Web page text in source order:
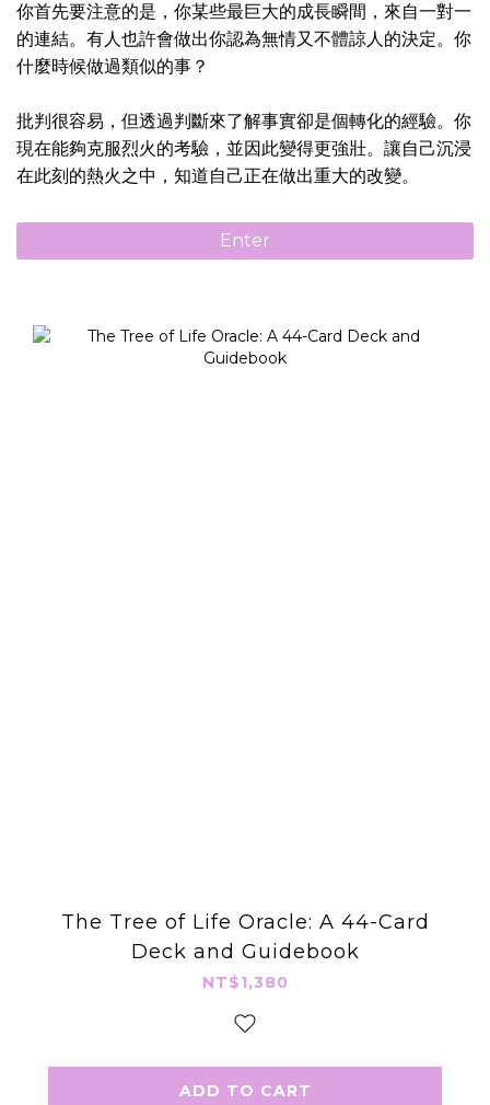
你首先要注意的是，你某些最巨大的成長瞬間，來自一對一
的連結。有人也許會做出你認為無情又不體諒人的決定。你
什麼時候做過類似的事？
批判很容易，但透過判斷來了解事實卻是個轉化的經驗。你
現在能夠克服烈火的考驗，並因此變得更強壯。讓自己沉浸
在此刻的熱火之中，知道自己正在做出重大的改變。
Enter
The Tree of Life Oracle: A 44-Card
Deck and Guidebook
NT$1,380
ADD TO CART